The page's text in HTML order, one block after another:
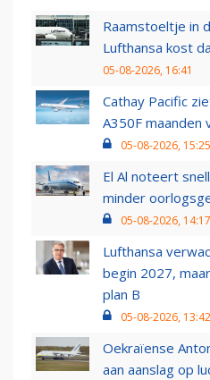
Raamstoeltje in
Lufthansa kost
05-08-2026, 16:41
Cathay Pacific
A350F maanden
05-08-2026, 15:25
El Al noteert
minder
05-08-2026, 14:17
Lufthansa
begin 2027,
plan B
05-08-2026, 13:42
Oekraïense
aan aanslag op